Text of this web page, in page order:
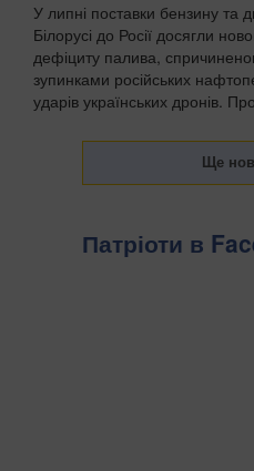
У липні поставки бензину та
Білорусі до Росії досягли
дефіциту палива,
зупинками російських
ударів українських дронів.
Патріоти в